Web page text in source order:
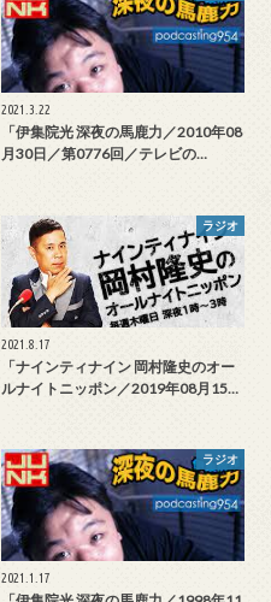
2021.3.22
「伊集院光 深夜の馬鹿力／2010年08
月30日／第0776回／テレビの…
ラジオ
2021.8.17
「ナインティナイン 岡村隆史のオー
ルナイトニッポン／2019年08月15…
ラジオ
2021.1.17